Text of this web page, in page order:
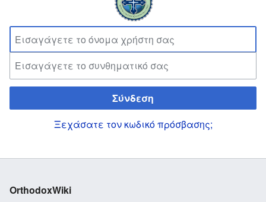
Σύνδεση
Ξεχάσατε τον κωδικό πρόσβασης;
OrthodoxWiki